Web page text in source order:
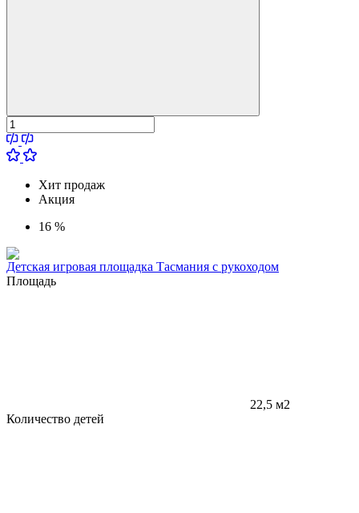
Хит продаж
Акция
16 %
Детская игровая площадка Тасмания с рукоходом
Площадь
22,5 м2
Количество детей